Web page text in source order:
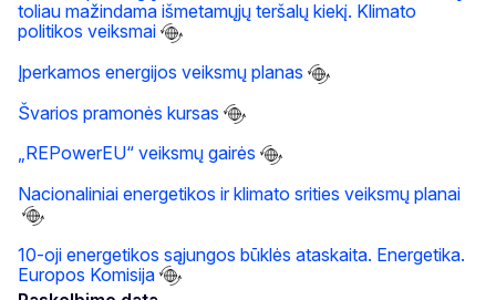
toliau mažindama išmetamųjų teršalų kiekį. Klimato
politikos veiksmai
Įperkamos energijos veiksmų planas
Švarios pramonės kursas
„REPowerEU“ veiksmų gairės
Nacionaliniai energetikos ir klimato srities veiksmų planai
10-oji energetikos sąjungos būklės ataskaita. Energetika.
Europos Komisija